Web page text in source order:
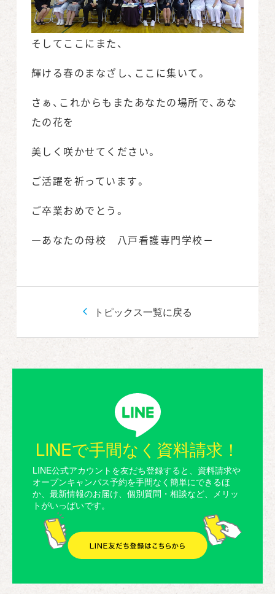
そしてここにまた、
輝ける春のまなざし、ここに集いて。
さぁ、これからもまたあなたの場所で、あな
たの花を
美しく咲かせてください。
ご活躍を祈っています。
ご卒業おめでとう。
―あなたの母校 八戸看護専門学校－
トピックス一覧に戻る
LINEで手間なく資料請求！
LINE公式アカウントを友だち登録すると、資料請求や
オープンキャンパス予約を手間なく簡単にできるほ
か、最新情報のお届け、個別質問・相談など、メリッ
トがいっぱいです。